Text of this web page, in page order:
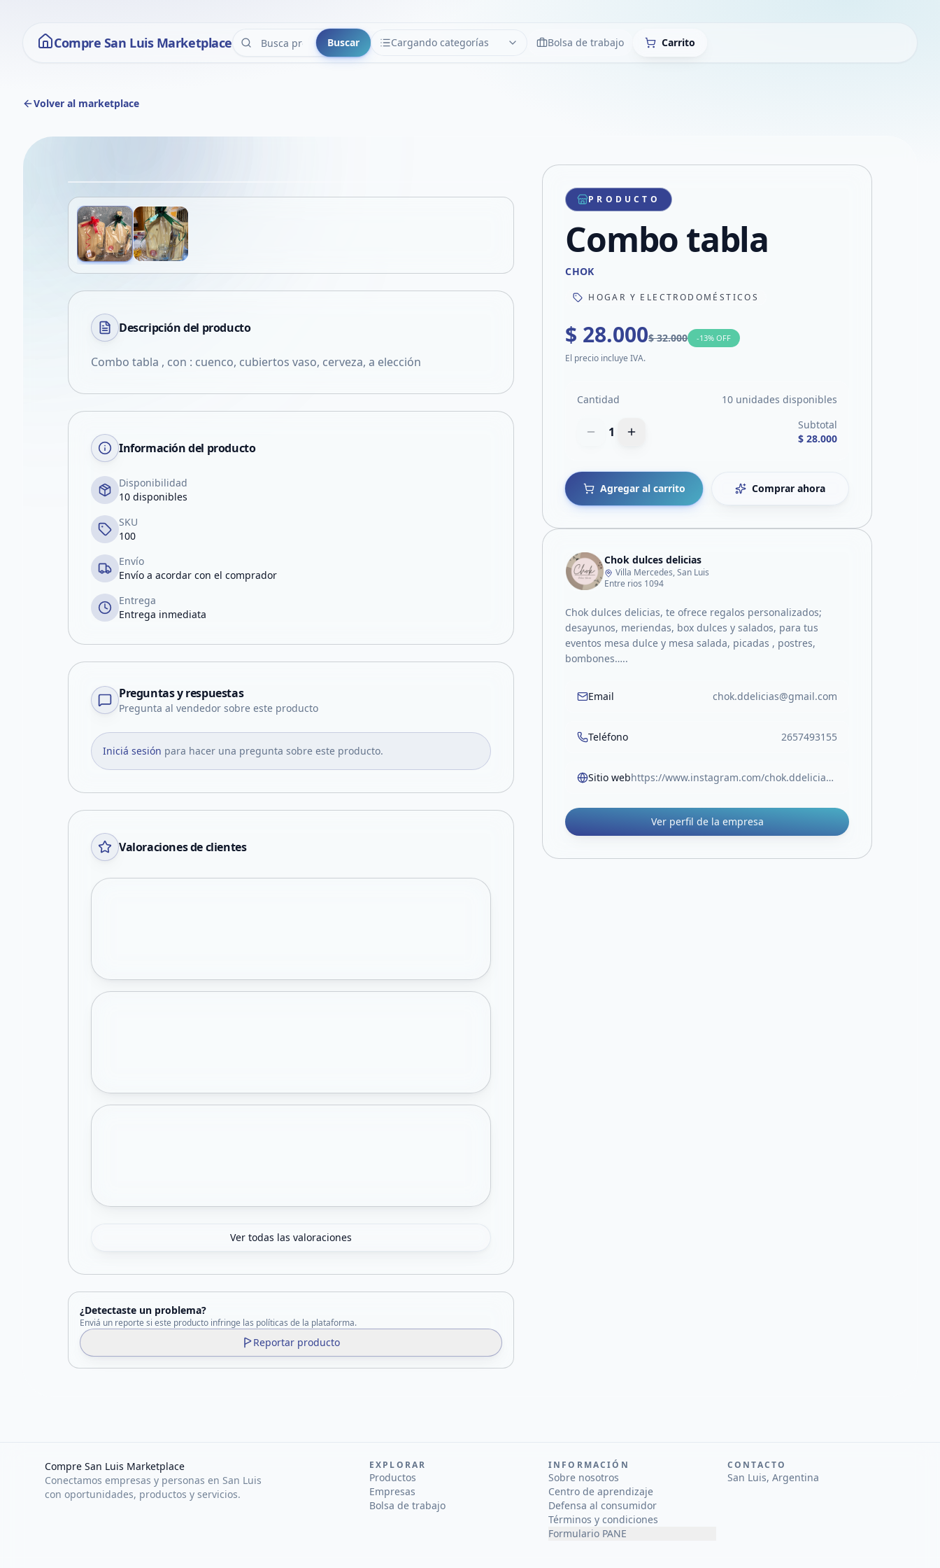
Compre San Luis Marketplace Buscar Cargando categorías
CATEGORÍAS LimpiarBolsa de trabajo Carrito
Volver al marketplace
Compartir producto
Compartir por WhatsApp
Compartir por mail
Compartir en Facebook
Descripción del producto
Combo tabla , con : cuenco, cubiertos vaso, cerveza, a elección
Información del producto
Disponibilidad
10 disponibles
SKU
100
Envío
Envío a acordar con el comprador
Entrega
Entrega inmediata
Preguntas y respuestas
Pregunta al vendedor sobre este producto
Iniciá sesión para hacer una pregunta sobre este producto.
Valoraciones de clientes
Ver todas las valoraciones
¿Detectaste un problema?
Enviá un reporte si este producto infringe las políticas de la plataforma.
Reportar producto
PRODUCTO
Combo tabla
CHOK
HOGAR Y ELECTRODOMÉSTICOS
$ 28.000$ 32.000 -13% OFF
El precio incluye IVA.
Cantidad 10 unidades disponibles
1
Subtotal
$ 28.000
Agregar al carrito Comprar ahora
Chok dulces delicias
Villa Mercedes, San Luis
Entre rios 1094
Chok dulces delicias, te ofrece regalos personalizados;
desayunos, meriendas, box dulces y salados, para tus
eventos mesa dulce y mesa salada, picadas , postres,
bombones…..
Email chok.ddelicias@gmail.com
Teléfono 2657493155
Sitio web https://www.instagram.com/chok.ddelicias?igsh=MTlia3l2NnZkdHdiMQ==
Ver perfil de la empresa
Compre San Luis Marketplace
Conectamos empresas y personas en San Luis
con oportunidades, productos y servicios.
EXPLORAR
Productos
Empresas
Bolsa de trabajo
INFORMACIÓN
Sobre nosotros
Centro de aprendizaje
Defensa al consumidor
Términos y condiciones
Formulario PANE
CONTACTO
San Luis, Argentina